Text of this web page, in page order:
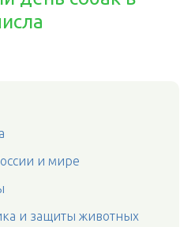
и мире
и защиты животных